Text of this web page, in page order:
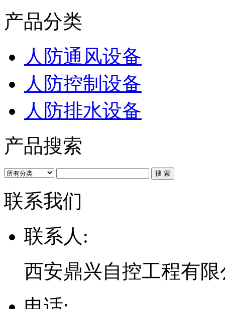
产品分类
人防通风设备
人防控制设备
人防排水设备
产品搜索
联系我们
联系人:
西安鼎兴自控工程有限